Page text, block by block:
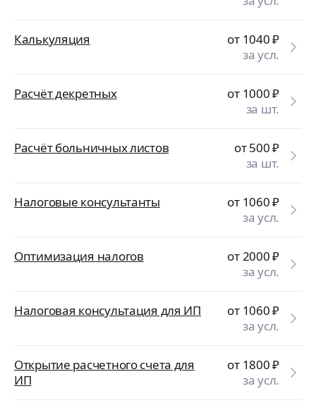
Калькуляция от 1040₽
за усл.
Расчёт декретных от 1000₽
за шт.
Расчёт больничных листов от 500₽
за шт.
Налоговые консультанты от 1060₽
за усл.
Оптимизация налогов от 2000₽
за усл.
Налоговая консультация для ИП от 1060₽
за усл.
Открытие расчетного счета для
ИП
от 1800₽
за усл.